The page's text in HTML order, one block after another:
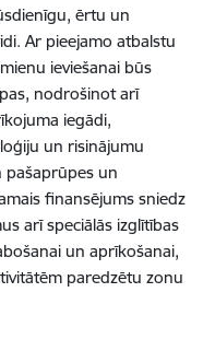
ērtu un
Ar pieejamo atbalstu
ieviešanai būs
nodrošinot arī
iegādi,
un risinājumu
pašaprūpes un
finansējums sniedz
arī speciālās izglītības
un aprīkošanai,
paredzētu zonu